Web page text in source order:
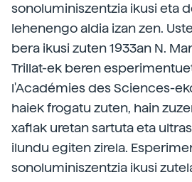
sonoluminiszentzia ikusi eta
lehenengo aldia izan zen.
bera ikusi zuten 1933an N.
Trillat-ek beren
l'Académies des Sciences-
haiek frogatu zuten, hain
xaflak uretan sartuta eta
ilundu egiten zirela.
sonoluminiszentzia ikusi